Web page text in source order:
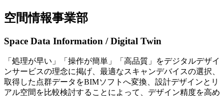
空間情報事業部
Space Data Information / Digital Twin
「処理が早い」「操作が簡単」「高品質」をデジタルデザイ
ンサービスの理念に掲げ、最適なスキャンデバイスの選択、
取得した点群データをBIMソフトへ変換、設計デザインとリ
アル空間を比較検討することによって、デザイン精度を高め